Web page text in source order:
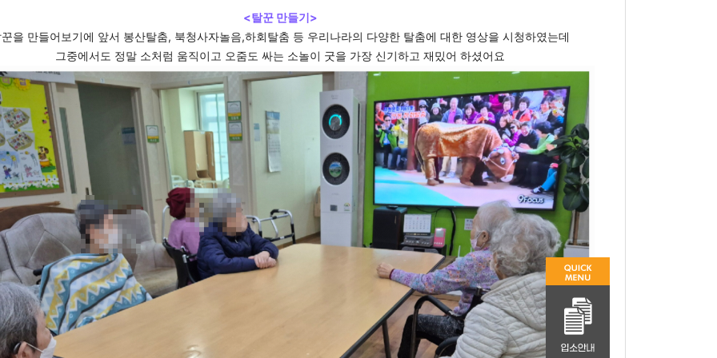
<탈꾼 만들기>
을 만들어보기에 앞서 봉산탈춤, 북청사자놀음,하회탈춤 등 우리나라의 다양한 탈춤에 대한 영상을 시청하였는데
그중에서도 정말 소처럼 움직이고 오줌도 싸는 소놀이 굿을 가장 신기하고 재밌어 하셨어요